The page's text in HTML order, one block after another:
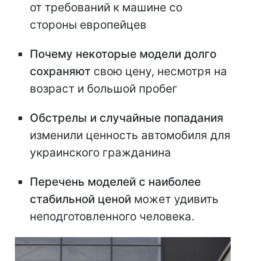
от требований к машине со
стороны европейцев
Почему некоторые модели долго
сохраняют свою цену, несмотря на
возраст и большой пробег
Обстрелы и случайные попадания
изменили ценность автомобиля для
украинского гражданина
Перечень моделей с наиболее
стабильной ценой может удивить
неподготовленного человека.